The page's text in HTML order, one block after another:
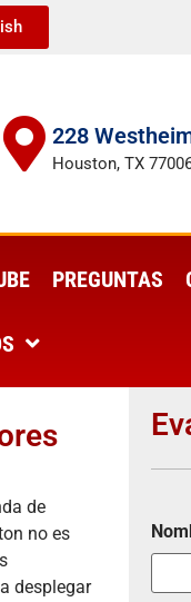
228
Houston, TX
PREGUNTAS
de
no es
desplegar